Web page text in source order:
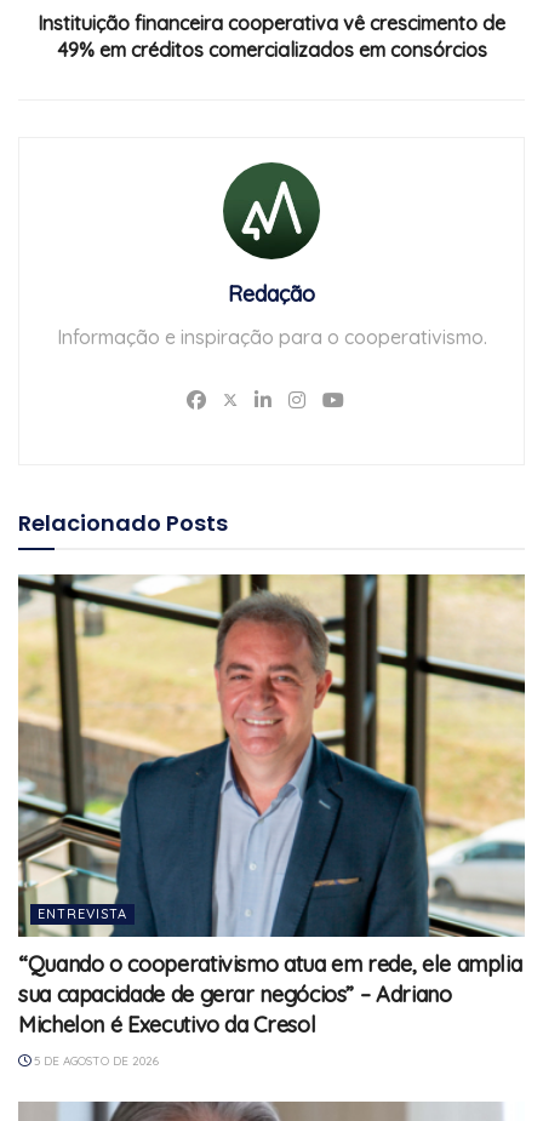
Instituição financeira cooperativa vê crescimento de
49% em créditos comercializados em consórcios
Redação
Informação e inspiração para o cooperativismo.
Relacionado Posts
ENTREVISTA
“Quando o cooperativismo atua em rede, ele amplia
sua capacidade de gerar negócios” – Adriano
Michelon é Executivo da Cresol
5 DE AGOSTO DE 2026